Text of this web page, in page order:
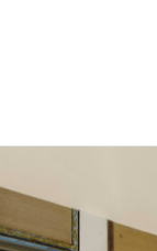
SL
HOME
Qualsiasi